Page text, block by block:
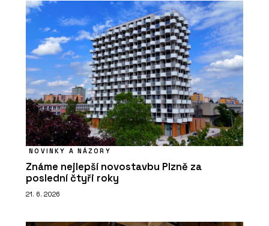
NOVINKY A NÁZORY
Známe nejlepší novostavbu Plzně za
poslední čtyři roky
21. 6. 2026